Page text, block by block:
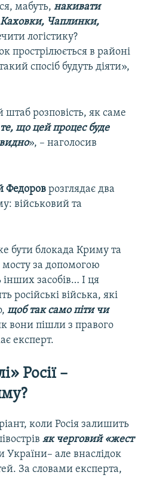
мабуть, накивати
Каховки, Чаплинки,
логістику?
прострілюється в районі
спосіб будуть діяти»,
розповість, як саме
те, що цей процес буде
», – наголосив
Федоров розглядає два
військовий та
бути блокада Криму та
за допомогою
інших засобів… І ця
російські війська, які
щоб так само піти чи
вони пішли з правого
експерт.
Росії –
коли Росія залишить
як черговий «жест
України– але внаслідок
За словами експерта,